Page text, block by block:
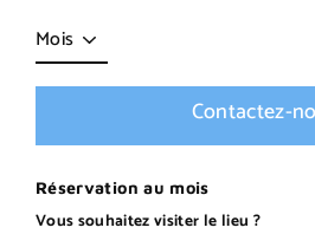
Title
Contactez-
Réservation au mois
Vous souhaitez visiter le lieu ?